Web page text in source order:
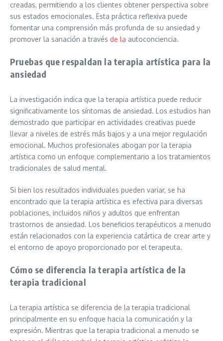
creadas, permitiendo a los clientes obtener perspectiva sobre
sus estados emocionales. Esta práctica reflexiva puede
fomentar una comprensión más profunda de su ansiedad y
promover la sanación a través de la autoconciencia.
Pruebas que respaldan la terapia artística para la
ansiedad
La investigación indica que la terapia artística puede reducir
significativamente los síntomas de ansiedad. Los estudios han
demostrado que participar en actividades creativas puede
llevar a niveles de estrés más bajos y a una mejor regulación
emocional. Muchos profesionales abogan por la terapia
artística como un enfoque complementario a los tratamientos
tradicionales de salud mental.
Si bien los resultados individuales pueden variar, se ha
encontrado que la terapia artística es efectiva para diversas
poblaciones, incluidos niños y adultos que enfrentan
trastornos de ansiedad. Los beneficios terapéuticos a menudo
están relacionados con la experiencia catártica de crear arte y
el entorno de apoyo proporcionado por el terapeuta.
Cómo se diferencia la terapia artística de la
terapia tradicional
La terapia artística se diferencia de la terapia tradicional
principalmente en su enfoque hacia la comunicación y la
expresión. Mientras que la terapia tradicional a menudo se